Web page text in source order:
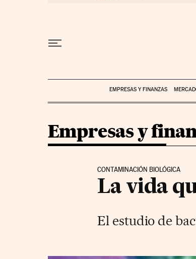
EMPRESAS Y FINANZAS
Empresas y
CONTAMINACIÓN BIOLÓGICA
La vida
El estudio de